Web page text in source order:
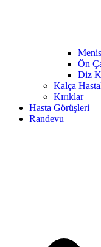
Ön
Diz
Kalça
Kırıklar
Hasta Görüşleri
Randevu